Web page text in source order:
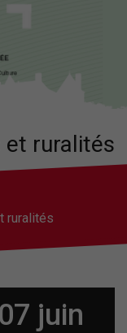
et ruralités
ruralités
juin